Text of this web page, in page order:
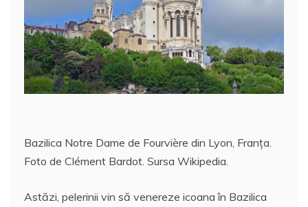
Bazilica Notre Dame de Fourvière din Lyon, Franţa.
Foto de Clément Bardot. Sursa Wikipedia.
Astăzi, pelerinii vin să venereze icoana în Bazilica